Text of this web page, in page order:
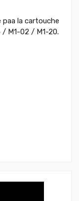
paa la cartouche
M1-02 / M1-20.